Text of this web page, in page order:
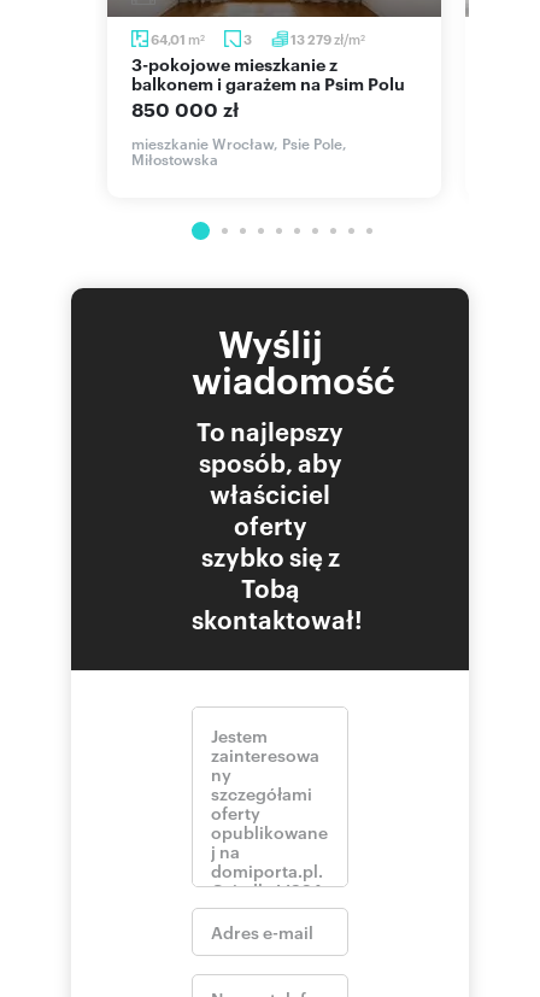
64,01 m2 3 13 279zł/m2
3-pokojowe mieszkanie z
balkonem i garażem na Psim Polu
850 000 zł
mieszkanie Wrocław, Psie Pole,
Miłostowska
Wyślij
wiadomość
To najlepszy
sposób, aby
właściciel
oferty
szybko się z
Tobą
skontaktował!